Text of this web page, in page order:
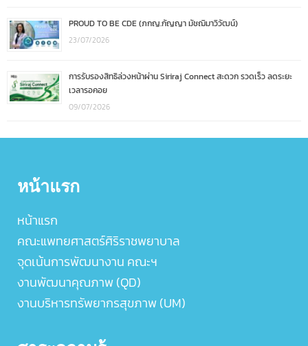
PROUD TO BE CDE (ภกญ.กัญญา มัชฌิมาวิวัฒน์)
23/07/2026
การรับรองสิทธิล่วงหน้าผ่าน Siriraj Connect สะดวก รวดเร็ว ลดระยะ
เวลารอคอย
09/07/2026
หน้าแรก
หน้าแรก
คณะแพทยศาสตร์ศิริราชพยาบาล
จุดเน้นการพัฒนางาน คณะฯ
งานพัฒนาคุณภาพ (QD)
งานบริหารทรัพยากรสุขภาพ (UM)